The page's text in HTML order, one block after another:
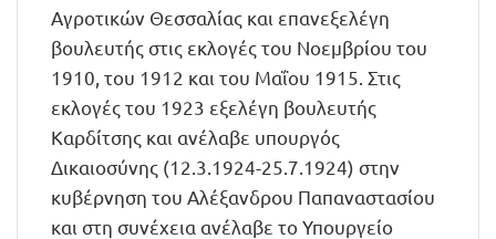
Αγροτικών Θεσσαλίας και επανεξελέγη
βουλευτής στις εκλογές του Νοεμβρίου του
1910, του 1912 και του Μαΐου 1915. Στις
εκλογές του 1923 εξελέγη βουλευτής
Καρδίτσης και ανέλαβε υπουργός
Δικαιοσύνης (12.3.1924-25.7.1924) στην
κυβέρνηση του Αλέξανδρου Παπαναστασίου
και στη συνέχεια ανέλαβε το Υπουργείο